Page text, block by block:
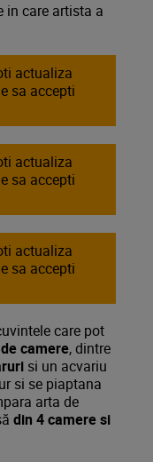
in care artista a
actualiza
sa accepti
actualiza
sa accepti
actualiza
sa accepti
care pot
camere, dintre
si un acvariu
si se piaptana
arta de
din 4 camere si